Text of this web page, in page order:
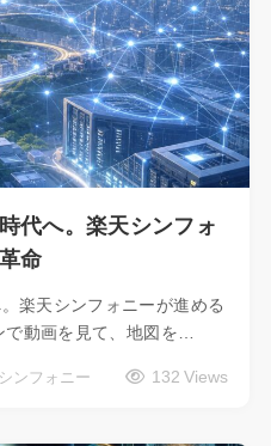
代へ。楽天シンフォ
命
楽天シンフォニーが進める
で動画を見て、地図を…
ンフォニー 132 Views